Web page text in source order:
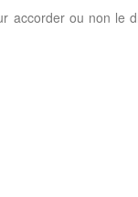
accorder ou non le